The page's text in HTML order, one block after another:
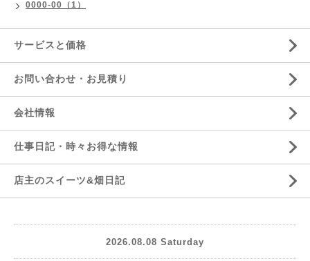
0000-00（1）
サービスと価格
お問い合わせ・お見積り
会社情報
仕事日記・時々お得な情報
店主のスイーツ&畑日記
2026.08.08 Saturday